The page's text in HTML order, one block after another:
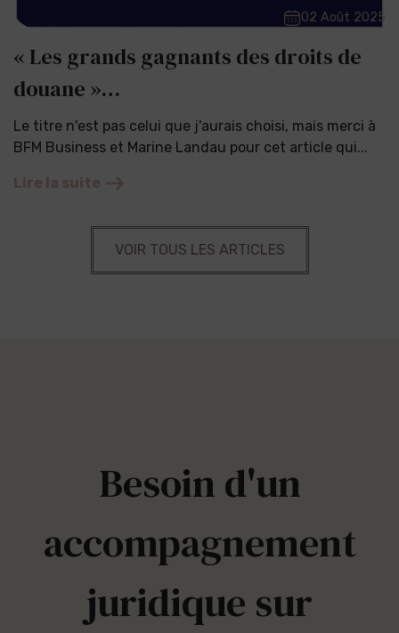
02 Août 2025
« Les grands gagnants des droits de
douane »…
Le titre n'est pas celui que j'aurais choisi, mais merci à
BFM Business et Marine Landau pour cet article qui...
Lire la suite
VOIR TOUS LES ARTICLES
Besoin d'un
accompagnement
juridique sur